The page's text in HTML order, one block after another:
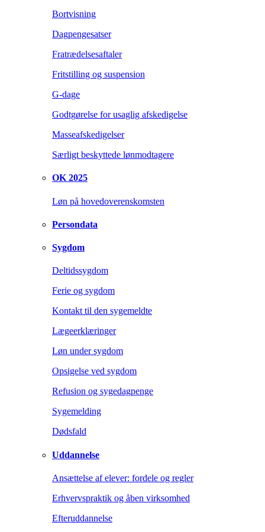
Bortvisning
Dagpengesatser
Fratrædelsesaftaler
Fritstilling og suspension
G-dage
Godtgørelse for usaglig afskedigelse
Masseafskedigelser
Særligt beskyttede lønmodtagere
OK 2025
Løn på hovedoverenskomsten
Persondata
Sygdom
Deltidssygdom
Ferie og sygdom
Kontakt til den sygemeldte
Lægeerklæringer
Løn under sygdom
Opsigelse ved sygdom
Refusion og sygedagpenge
Sygemelding
Dødsfald
Uddannelse
Ansættelse af elever: fordele og regler
Erhvervspraktik og åben virksomhed
Efteruddannelse